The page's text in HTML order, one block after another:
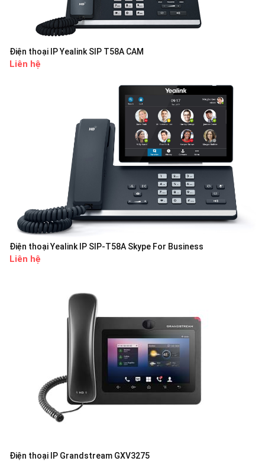
Điện thoại IP Yealink SIP T58A CAM
Liên hệ
Điện thoại Yealink IP SIP-T58A Skype For Business
Liên hệ
Điện thoại IP Grandstream GXV3275